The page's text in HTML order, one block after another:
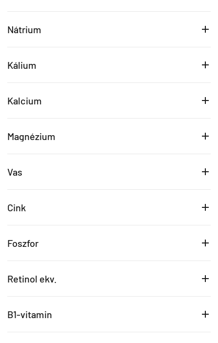
Nátrium
Kálium
Kalcium
Magnézium
Vas
Cink
Foszfor
Retinol ekv.
B1-vitamin